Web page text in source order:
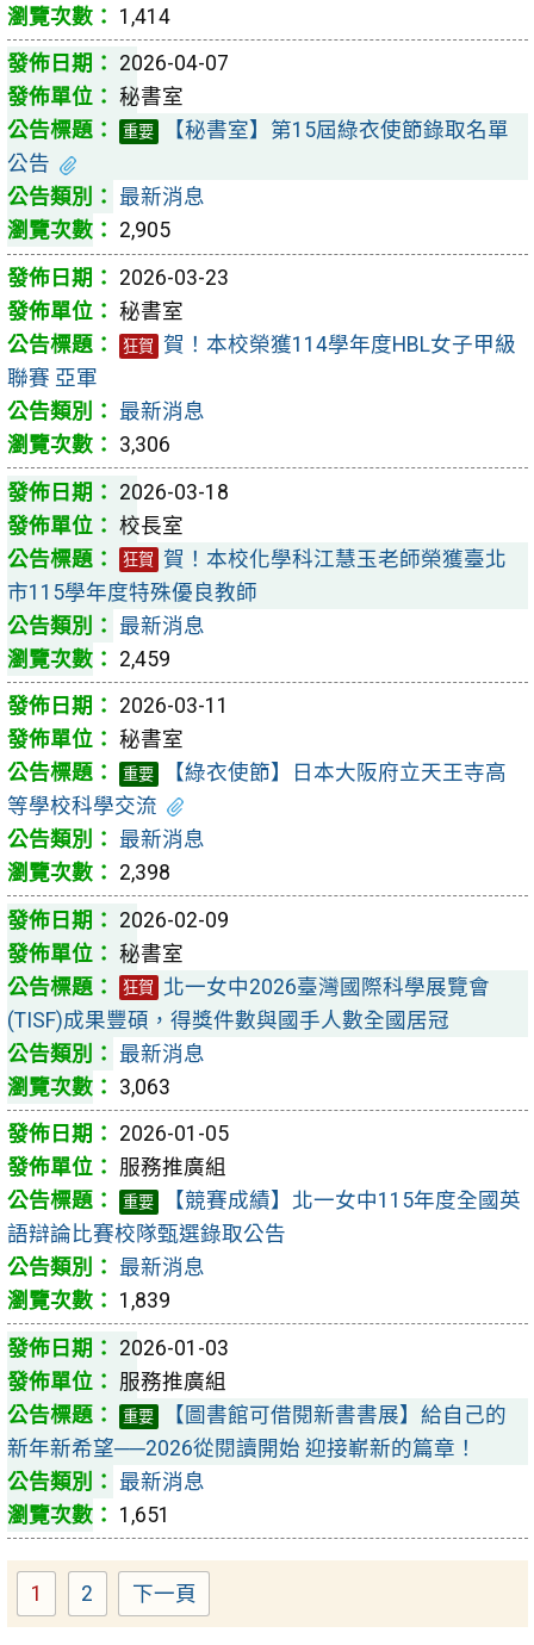
1,414
2026-04-07
秘書室
重要
【秘書室】第15屆綠衣使節錄取名單
公告
最新消息
2,905
2026-03-23
秘書室
狂賀
賀！本校榮獲114學年度HBL女子甲級
聯賽 亞軍
最新消息
3,306
2026-03-18
校長室
狂賀
賀！本校化學科江慧玉老師榮獲臺北
市115學年度特殊優良教師
最新消息
2,459
2026-03-11
秘書室
重要
【綠衣使節】日本大阪府立天王寺高
等學校科學交流
最新消息
2,398
2026-02-09
秘書室
狂賀
北一女中2026臺灣國際科學展覽會
(TISF)成果豐碩，得獎件數與國手人數全國居冠
最新消息
3,063
2026-01-05
服務推廣組
重要
【競賽成績】北一女中115年度全國英
語辯論比賽校隊甄選錄取公告
最新消息
1,839
2026-01-03
服務推廣組
重要
【圖書館可借閱新書書展】給自己的
新年新希望──2026從閱讀開始 迎接嶄新的篇章！
最新消息
1,651
Page
1 Page
2 下一頁